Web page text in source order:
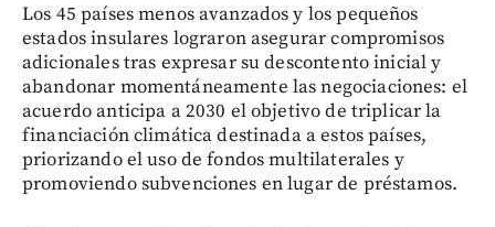
Los 45 países menos avanzados y los pequeños
estados insulares lograron asegurar compromisos
adicionales tras expresar su descontento inicial y
abandonar momentáneamente las negociaciones: el
acuerdo anticipa a 2030 el objetivo de triplicar la
financiación climática destinada a estos países,
priorizando el uso de fondos multilaterales y
promoviendo subvenciones en lugar de préstamos.